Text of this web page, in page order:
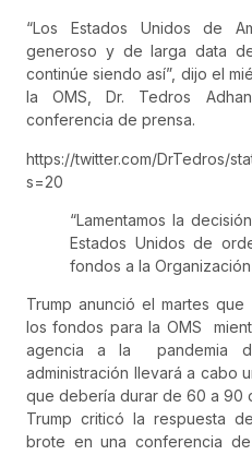
“Los Estados Unidos de
generoso y de larga data
continúe siendo así”, dijo el
la OMS, Dr. Tedros
conferencia de prensa.
https://twitter.com/DrTedros/
s=20
“Lamentamos la
Estados Unidos de
fondos a la
Trump anunció el martes
los fondos para la OMS
agencia a la pandemia
administración llevará a cabo
que debería durar de 60 a 90
Trump criticó la respuesta
brote en una conferencia